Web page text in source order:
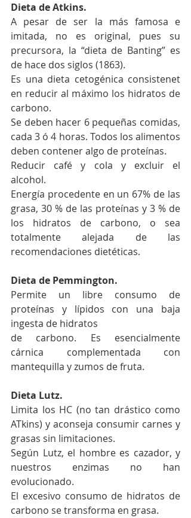
Dieta de Atkins.
A pesar de ser la más famosa e
imitada, no es original, pues su
precursora, la “dieta de Banting” es
de hace dos siglos (1863).
Es una dieta cetogénica consistenet
en reducir al máximo los hidratos de
carbono.
Se deben hacer 6 pequeñas comidas,
cada 3 ó 4 horas. Todos los alimentos
deben contener algo de proteínas.
Reducir café y cola y excluir el
alcohol.
Energía procedente en un 67% de las
grasa, 30 % de las proteínas y 3 % de
los hidratos de carbono, o sea
totalmente alejada de las
recomendaciones dietéticas.
Dieta de Pemmington.
Permite un libre consumo de
proteínas y lípidos con una baja
ingesta de hidratos
de carbono. Es esencialmente
cárnica complementada con
mantequilla y zumos de fruta.
Dieta Lutz.
Limita los HC (no tan drástico como
ATkins) y aconseja consumir carnes y
grasas sin limitaciones.
Según Lutz, el hombre es cazador, y
nuestros enzimas no han
evolucionado.
El excesivo consumo de hidratos de
carbono se transforma en grasa.